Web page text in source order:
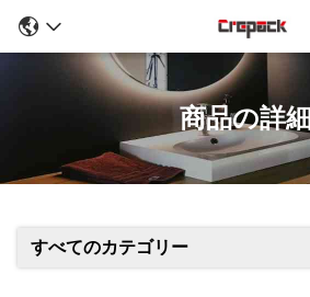
商品の詳細
すべてのカテゴリー